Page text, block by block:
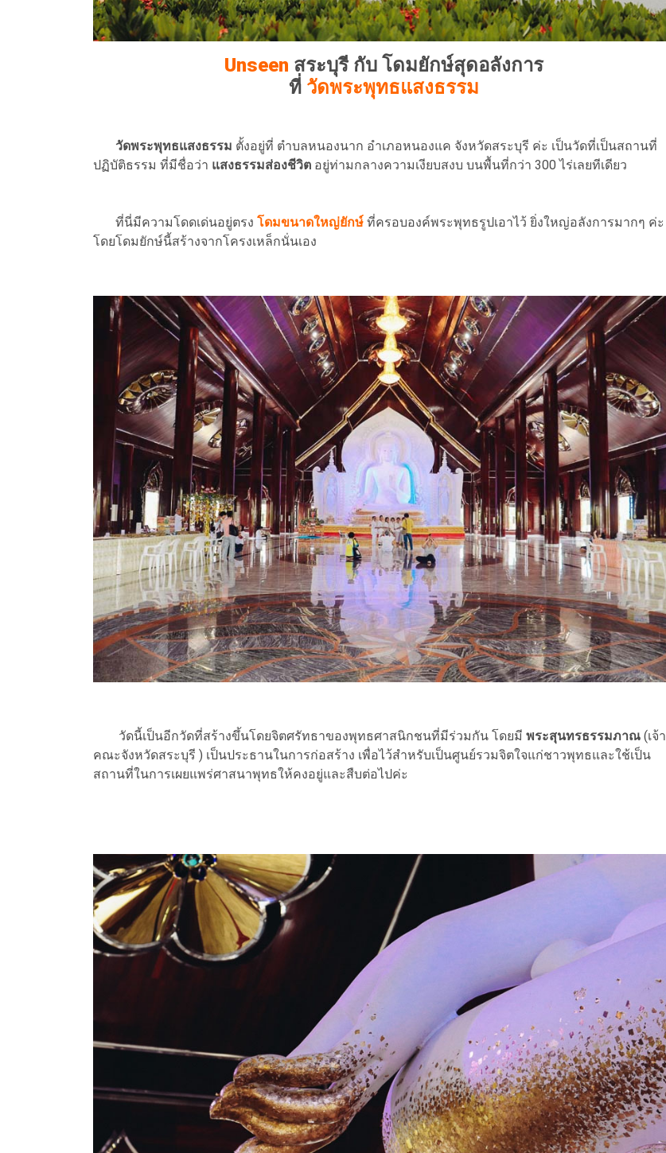
Unseen สระบุรี กับ โดมยักษ์สุดอลังการ
ที่ วัดพระพุทธแสงธรรม
วัดพระพุทธแสงธรรม ตั้งอยู่ที่ ตำบลหนองนาก อำเภอหนองแค จังหวัดสระบุรี ค่ะ เป็นวัดที่เป็นสถานที่
ปฏิบัติธรรม ที่มีชื่อว่า แสงธรรมส่องชีวิต อยู่ท่ามกลางความเงียบสงบ บนพื้นที่กว่า 300 ไร่เลยทีเดียว
ที่นี่มีความโดดเด่นอยู่ตรง โดมขนาดใหญ่ยักษ์ ที่ครอบองค์พระพุทธรูปเอาไว้ ยิ่งใหญ่อลังการมากๆ ค่ะ
โดยโดมยักษ์นี้สร้างจากโครงเหล็กนั่นเอง
วัดนี้เป็นอีกวัดที่สร้างขึ้นโดยจิตศรัทธาของพุทธศาสนิกชนที่มีร่วมกัน โดยมี พระสุนทรธรรมภาณ (เจ้า
คณะจังหวัดสระบุรี ) เป็นประธานในการก่อสร้าง เพื่อไว้สำหรับเป็นศูนย์รวมจิตใจแก่ชาวพุทธและใช้เป็น
สถานที่ในการเผยแพร่ศาสนาพุทธให้คงอยู่และสืบต่อไปค่ะ